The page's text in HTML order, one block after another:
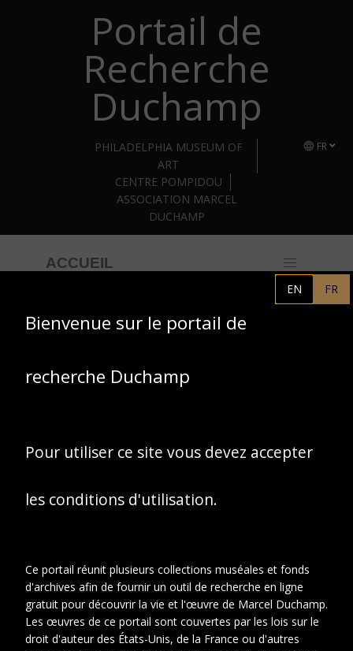
Retourner au contenu principal
Portail de
Recherche
Duchamp
FR
PHILADELPHIA MUSEUM OF
ART
CENTRE POMPIDOU
ASSOCIATION MARCEL
DUCHAMP
ACCUEIL
Sans titre
EN FR
Bienvenue sur le portail de
recherche Duchamp
Pour utiliser ce site vous devez accepter
les conditions d'utilisation.
Ce portail réunit plusieurs collections muséales et fonds
d'archives afin de fournir un outil de recherche en ligne
gratuit pour découvrir la vie et l'œuvre de Marcel Duchamp.
Les œuvres de ce portail sont couvertes par les lois sur le
droit d'auteur des États-Unis, de la France ou d'autres